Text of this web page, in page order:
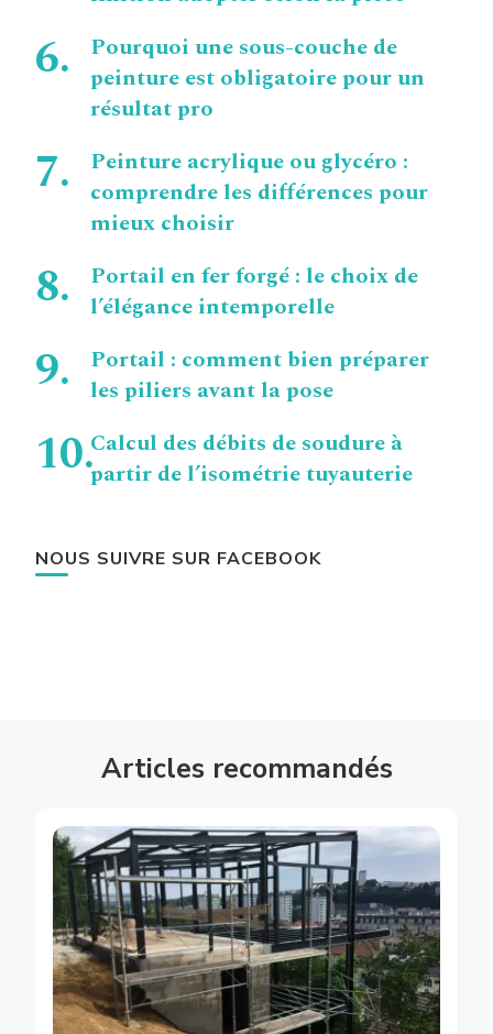
Pourquoi une sous-couche de
peinture est obligatoire pour un
résultat pro
Peinture acrylique ou glycéro :
comprendre les différences pour
mieux choisir
Portail en fer forgé : le choix de
l’élégance intemporelle
Portail : comment bien préparer
les piliers avant la pose
Calcul des débits de soudure à
partir de l’isométrie tuyauterie
NOUS SUIVRE SUR FACEBOOK
Articles recommandés